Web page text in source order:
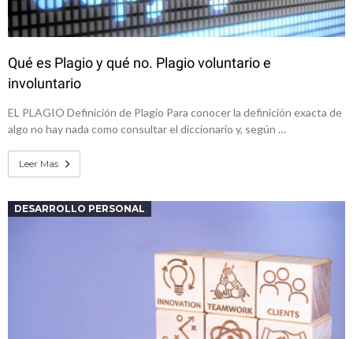
Qué es Plagio y qué no. Plagio voluntario e
involuntario
EL PLAGIO Definición de Plagio Para conocer la definición exacta de
algo no hay nada como consultar el diccionario y, según …
Leer Mas
DESARROLLO PERSONAL